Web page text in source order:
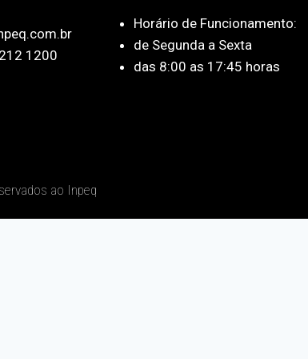
1200
Horário de Funcionamento:
de Segunda a Sexta
das 8:00 as 17:45 horas
ao Inpeq